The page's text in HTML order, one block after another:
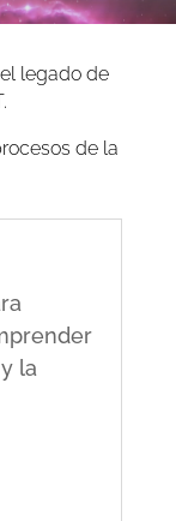
legado de
de la
la